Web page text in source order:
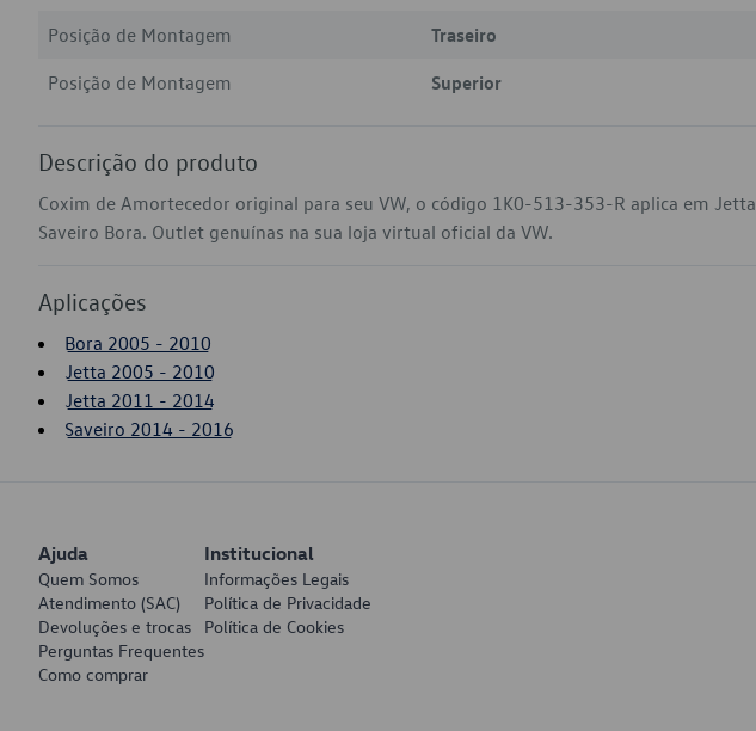
Posição de Montagem
Traseiro
Posição de Montagem
Superior
Descrição do produto
Coxim de Amortecedor original para seu VW, o código 1K0-513-353-R aplica em Jetta
Saveiro Bora. Outlet genuínas na sua loja virtual oficial da VW.
Aplicações
Bora 2005 - 2010
Jetta 2005 - 2010
Jetta 2011 - 2014
Saveiro 2014 - 2016
Ajuda
Quem Somos
Atendimento (SAC)
Devoluções e trocas
Perguntas Frequentes
Como comprar
Institucional
Informações Legais
Política de Privacidade
Política de Cookies